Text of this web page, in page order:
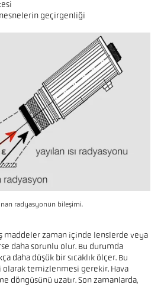
geçirgenliği
radyasyonun bileşimi.
maddeler zaman içinde lenslerde veya
daha sorunlu olur. Bu durumda
daha düşük bir sıcaklık ölçer. Bu
temizlenmesi gerekir. Hava
döngüsünü uzatır. Son zamanlarda,